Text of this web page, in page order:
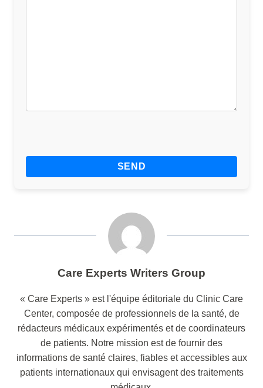
Care Experts Writers Group
« Care Experts » est l'équipe éditoriale du Clinic Care
Center, composée de professionnels de la santé, de
rédacteurs médicaux expérimentés et de coordinateurs
de patients. Notre mission est de fournir des
informations de santé claires, fiables et accessibles aux
patients internationaux qui envisagent des traitements